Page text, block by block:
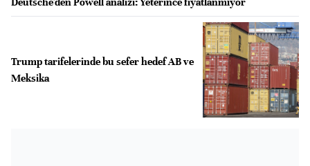
Trump tarifelerinde bu sefer hedef AB ve
Meksika